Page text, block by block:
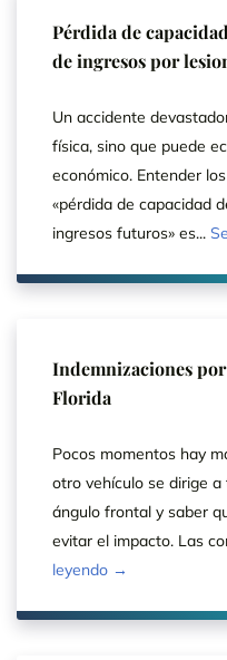
Pérdida de
de ingresos por
Un accidente
física, sino que puede
económico. Entender
«pérdida de capacidad
ingresos futuros» es...
Indemnizaciones
Florida
Pocos momentos hay
otro vehículo se dirige
ángulo frontal y saber
evitar el impacto. Las
leyendo →